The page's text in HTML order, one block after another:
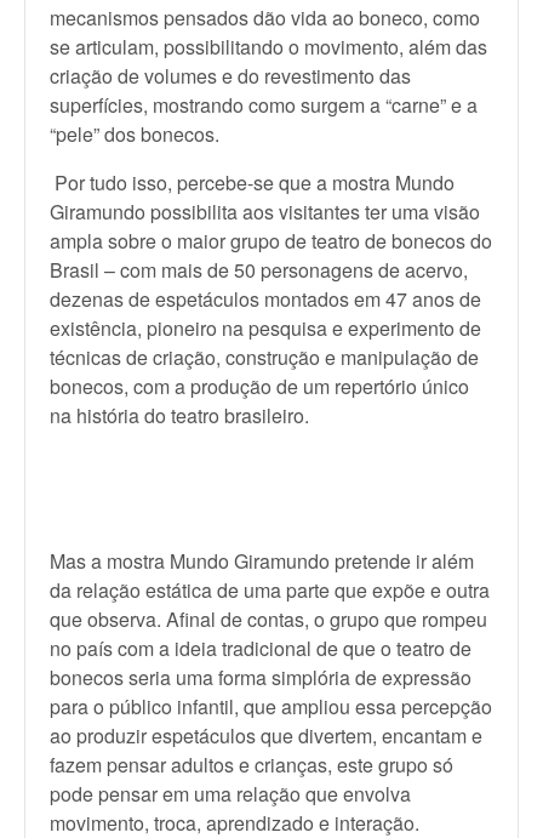
mecanismos pensados dão vida ao boneco, como
se articulam, possibilitando o movimento, além das
criação de volumes e do revestimento das
superfícies, mostrando como surgem a “carne” e a
“pele” dos bonecos.
Por tudo isso, percebe-se que a mostra Mundo
Giramundo possibilita aos visitantes ter uma visão
ampla sobre o maior grupo de teatro de bonecos do
Brasil – com mais de 50 personagens de acervo,
dezenas de espetáculos montados em 47 anos de
existência, pioneiro na pesquisa e experimento de
técnicas de criação, construção e manipulação de
bonecos, com a produção de um repertório único
na história do teatro brasileiro.
Mas a mostra Mundo Giramundo pretende ir além
da relação estática de uma parte que expõe e outra
que observa. Afinal de contas, o grupo que rompeu
no país com a ideia tradicional de que o teatro de
bonecos seria uma forma simplória de expressão
para o público infantil, que ampliou essa percepção
ao produzir espetáculos que divertem, encantam e
fazem pensar adultos e crianças, este grupo só
pode pensar em uma relação que envolva
movimento, troca, aprendizado e interação.